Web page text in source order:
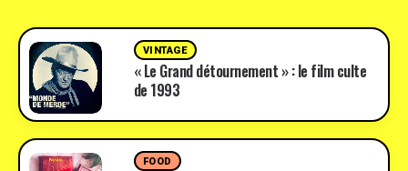
VINTAGE
« Le Grand détournement » : le film culte
de 1993
FOOD